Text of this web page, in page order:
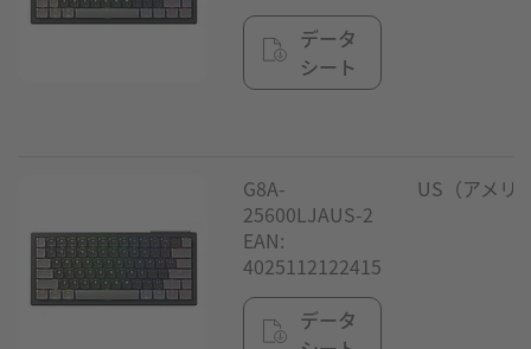
データ
シート
G8A-
25600LJAUS-2
EAN:
4025112122415
データ
US（アメリ